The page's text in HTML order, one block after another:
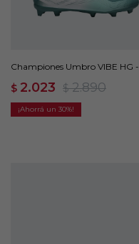
Championes Umbro VIBE HG -
$ 2.023 $ 2.890
30